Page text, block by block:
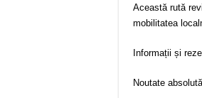
Această rută
mobilitatea
Informații și
Noutate